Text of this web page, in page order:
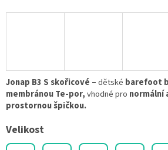
Velikost
Jonap B3 S skořicové –dětské barefoot
membránou Te-por,vhodné pro normální
prostornou špičkou.